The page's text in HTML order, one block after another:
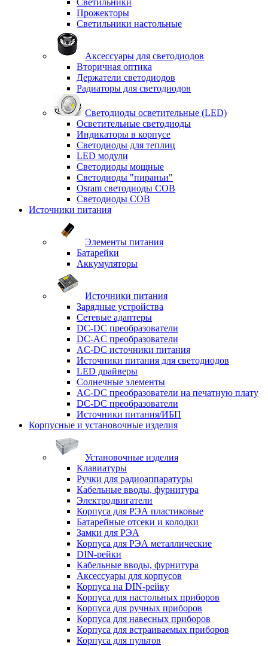
Светильники
Прожекторы
Светильники настольные
Аксессуары для светодиодов
Вторичная оптика
Держатели светодиодов
Радиаторы для светодиодов
Светодиоды осветительные (LED)
Осветительные светодиоды
Индикаторы в корпусе
Светодиоды для теплиц
LED модули
Светодиоды мощные
Светодиоды "пираньи"
Osram светодиоды COB
Светодиоды COB
Источники питания
Элементы питания
Батарейки
Аккумуляторы
Источники питания
Зарядные устройства
Сетевые адаптеры
DC-DC преобразователи
DC-AC преобразователи
AC-DC источники питания
Источники питания для светодиодов
LED драйверы
Солнечные элементы
AC-DC преобразователи на печатную плату
DC-DC преобразователи
Источники питания/ИБП
Корпусные и установочные изделия
Установочные изделия
Клавиатуры
Ручки для радиоаппаратуры
Кабельные вводы, фурнитура
Электродвигатели
Корпуса для РЭА пластиковые
Батарейные отсеки и колодки
Замки для РЭА
Корпуса для РЭА металлические
DIN-рейки
Кабельные вводы, фурнитура
Аксессуары для корпусов
Корпуса на DIN-рейку
Корпуса для настольных приборов
Корпуса для ручных приборов
Корпуса для навесных приборов
Корпуса для встраиваемых приборов
Корпуса для пультов